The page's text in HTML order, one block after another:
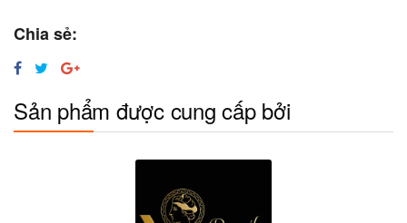
Chia sẻ:
Sản phẩm được cung cấp bởi